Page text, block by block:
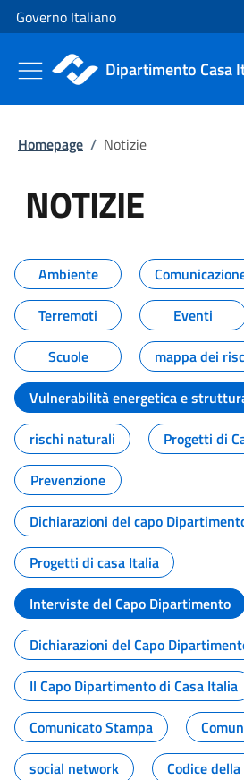
Vai al contenuto
Vai alla navigazione del sito
Governo Italiano
Dipartimento Casa
Homepage / Notizie
NOTIZIE
Tutti i contenuti
Ambiente
Terremoti
Eventi
Scuole
mappa dei
Vulnerabilità energetica e
rischi naturali
Progetti di
Prevenzione
Dichiarazioni del capo
Progetti di casa Italia
Interviste del Capo Dipartimento
Dichiarazioni del Capo
Il Capo Dipartimento di Casa Italia
Comunicato Stampa
social network
Codice